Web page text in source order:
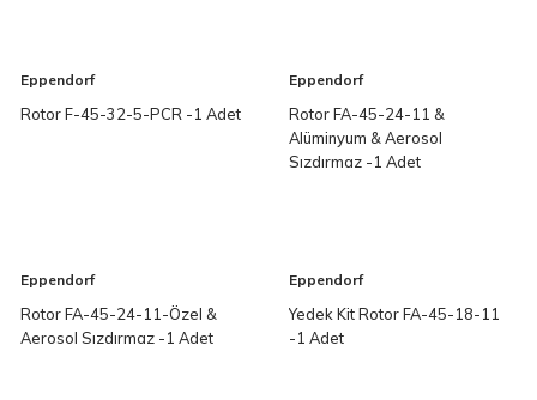
Eppendorf
Rotor F-45-32-5-PCR -1 Adet
Eppendorf
Rotor FA-45-24-11 &
Alüminyum & Aerosol
Sızdırmaz -1 Adet
Eppendorf
Rotor FA-45-24-11-Özel &
Aerosol Sızdırmaz -1 Adet
Eppendorf
Yedek Kit Rotor FA-45-18-11
-1 Adet